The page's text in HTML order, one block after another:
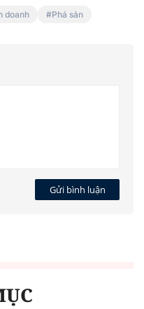
doanh Phá sản
Gửi bình luận